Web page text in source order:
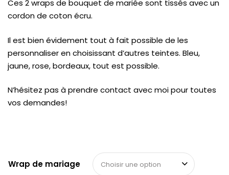
Ces 2 wraps de bouquet de mariée sont tissés avec un
cordon de coton écru.
Il est bien évidement tout à fait possible de les
personnaliser en choisissant d’autres teintes. Bleu,
jaune, rose, bordeaux, tout est possible.
N’hésitez pas à prendre contact avec moi pour toutes
vos demandes!
Wrap de mariage Choisir une option